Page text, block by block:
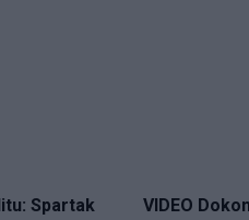
Spartak
VIDEO